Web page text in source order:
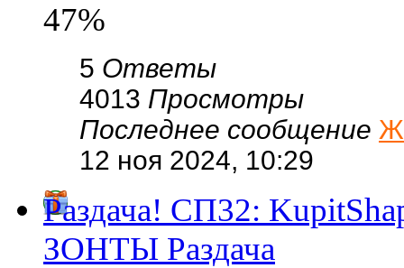
47%
5 Ответы
4013 Просмотры
Последнее сообщение
12 ноя 2024, 10:29
Раздача! СП32:
ЗОНТЫ Раздача